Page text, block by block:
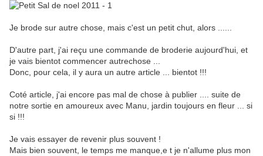
Je brode sur autre chose, mais c'est un petit chut, alors ......
D'autre part, j'ai reçu une commande de broderie aujourd'hui, et
je vais bientot commencer autrechose ...
Donc, pour cela, il y aura un autre article ... bientot !!!
Coté article, j'ai encore pas mal de chose à publier .... suite de
notre sortie en amoureux avec Manu, jardin toujours en fleur ... si
si !!!
Je vais essayer de revenir plus souvent !
Mais bien souvent, le temps me manque,e t je n'allume plus mon